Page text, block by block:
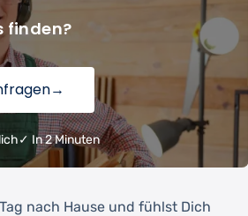
finden?
→
✓ In 2 Minuten
nach Hause und fühlst Dich